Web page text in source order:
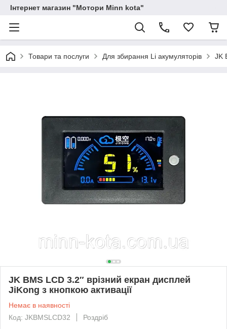
Інтернет магазин "Мотори Minn kota"
Товари та послуги Для збирання Li акумуляторів JK
JK BMS LCD 3.2″ врізний екран дисплей
JiKong з кнопкою активації
Немає в наявності
Код: JKBMSLCD32
Роздріб